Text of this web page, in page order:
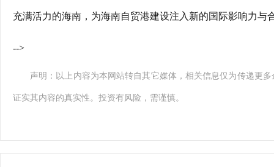
充满活力的海南，为海南自贸港建设注入新的国际影响力与
-->
声明：以上内容为本网站转自其它媒体，相关信息仅为传递更
证实其内容的真实性。投资有风险，需谨慎。